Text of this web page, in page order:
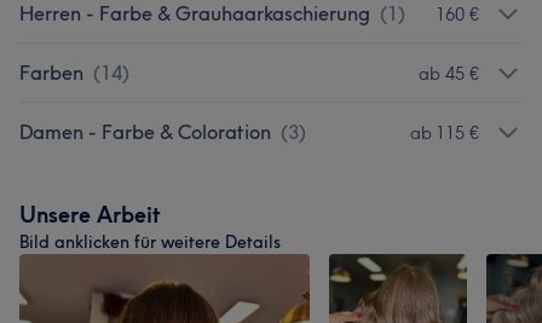
Herren - Farbe & Grauhaarkaschierung (1) 160 €
Farben (14) ab 45 €
Damen - Farbe & Coloration (3) ab 115 €
Unsere Arbeit
Bild anklicken für weitere Details